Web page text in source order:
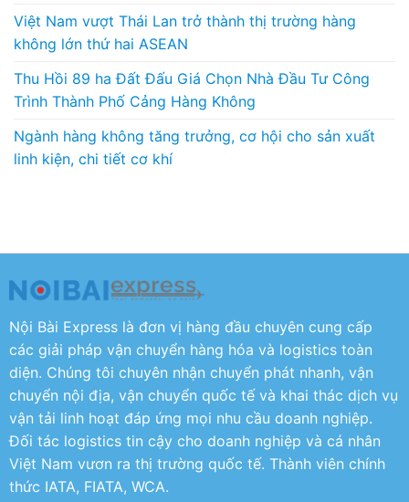
Việt Nam vượt Thái Lan trở thành thị trường hàng
không lớn thứ hai ASEAN
Thu Hồi 89 ha Đất Đấu Giá Chọn Nhà Đầu Tư Công
Trình Thành Phố Cảng Hàng Không
Ngành hàng không tăng trưởng, cơ hội cho sản xuất
linh kiện, chi tiết cơ khí
Nội Bài Express là đơn vị hàng đầu chuyên cung cấp
các giải pháp vận chuyển hàng hóa và logistics toàn
diện. Chúng tôi chuyên nhận chuyển phát nhanh, vận
chuyển nội địa, vận chuyển quốc tế và khai thác dịch vụ
vận tải linh hoạt đáp ứng mọi nhu cầu doanh nghiệp.
Đối tác logistics tin cậy cho doanh nghiệp và cá nhân
Việt Nam vươn ra thị trường quốc tế. Thành viên chính
thức IATA, FIATA, WCA.